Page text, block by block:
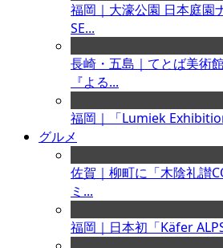
福岡｜大濠公園 日本庭園
SE...
長崎・五島｜てとば美術
『よる...
福岡｜「Lumiek
グルメ
佐賀｜柳町に「木陰礼讃
ミ...
福岡｜日本初「Käfer